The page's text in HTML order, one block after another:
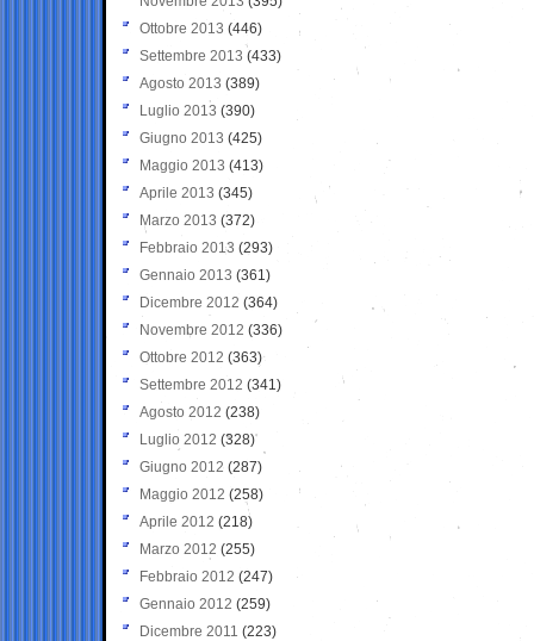
Ottobre 2013 (446)
Settembre 2013 (433)
Agosto 2013 (389)
Luglio 2013 (390)
Giugno 2013 (425)
Maggio 2013 (413)
Aprile 2013 (345)
Marzo 2013 (372)
Febbraio 2013 (293)
Gennaio 2013 (361)
Dicembre 2012 (364)
Novembre 2012 (336)
Ottobre 2012 (363)
Settembre 2012 (341)
Agosto 2012 (238)
Luglio 2012 (328)
Giugno 2012 (287)
Maggio 2012 (258)
Aprile 2012 (218)
Marzo 2012 (255)
Febbraio 2012 (247)
Gennaio 2012 (259)
Dicembre 2011 (223)